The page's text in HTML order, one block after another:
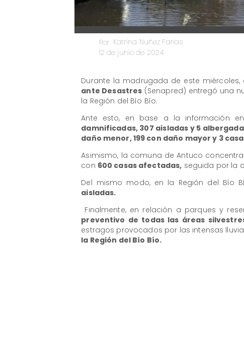
Katrina Nuñez Farias
Por
12 de junio de 2024
Durante la madrugada de este miércoles,
ante Desastres (Senapred) entregó una
la Región del Bío Bío.
Ante esto, en base a la información
damnificadas, 307 aisladas y 5
daño menor, 199 con daño mayor y 3
Asimismo, la comuna de Antuco
con 600 casas afectadas, seguida por la
Del mismo modo, en la Región del Bío
aisladas.
Finalmente, en relación a parques y
preventivo de todas las áreas
estragos provocados por las intensas
la Región del Bío Bío.